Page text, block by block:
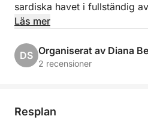
sardiska havet i fullständig
spektakulära öarna i
vatten, vita stränder och
kaptenen baserat på väder-
Läs mer
DS Organiserat av Diana
2 recensioner
Resplan